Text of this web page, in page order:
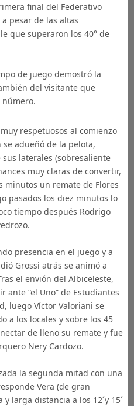
final del Federativo
pesar de las altas
que superaron los 40° de
de juego demostró la
del visitante que
respetuosos al comienzo
adueñó de la pelota,
laterales (sobresaliente
muy claras de convertir,
minutos un remate de Flores
pasados los diez minutos lo
tiempo después Rodrigo
presencia en el juego y a
Grossi atrás se animó a
el envión del Albiceleste,
“el Uno” de Estudiantes
luego Víctor Valoriani se
a los locales y sobre los 45
de lleno su remate y fue
Nery Cardozo.
la segunda mitad con una
Vera (de gran
larga distancia a los 12´y 15´